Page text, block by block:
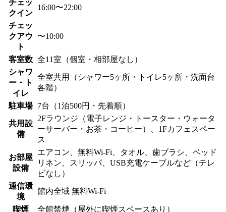
チェッ
クイン
16:00〜22:00
チェッ
クアウ
ト
〜10:00
客室数 全11室（個室・相部屋なし）
シャワ
ー・ト
イレ
全室共用（シャワー5ヶ所・トイレ5ヶ所・洗面台
各階）
駐車場 7台（1泊500円・先着順）
共用設
備
2Fラウンジ（電子レンジ・トースター・ウォータ
ーサーバー・お茶・コーヒー）、1Fカフェスペー
ス
お部屋
設備
エアコン、無料Wi-Fi、タオル、歯ブラシ、ベッド
リネン、スリッパ、USB充電ケーブルなど（テレ
ビなし）
通信環
境
館内全域 無料Wi-Fi
喫煙
全館禁煙（屋外に喫煙スペースあり）